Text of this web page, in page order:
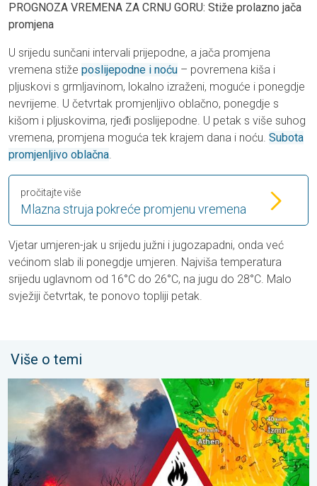
PROGNOZA VREMENA ZA CRNU GORU: Stiže prolazno jača
promjena
U srijedu sunčani intervali prijepodne, a jača promjena
vremena stiže poslijepodne i noću – povremena kiša i
pljuskovi s grmljavinom, lokalno izraženi, moguće i ponegdje
nevrijeme. U četvrtak promjenljivo oblačno, ponegdje s
kišom i pljuskovima, rjeđi poslijepodne. U petak s više suhog
vremena, promjena moguća tek krajem dana i noću. Subota
promjenljivo oblačna.
Mlazna struja pokreće promjenu vremena
pročitajte više
Vjetar umjeren-jak u srijedu južni i jugozapadni, onda već
većinom slab ili ponegdje umjeren. Najviša temperatura
srijedu uglavnom od 16°C do 26°C, na jugu do 28°C. Malo
svježiji četvrtak, te ponovo topliji petak.
Više o temi
Olujni vjetar rasplamsava vatru. Vruće i jak vjetar. . . petak, 31.